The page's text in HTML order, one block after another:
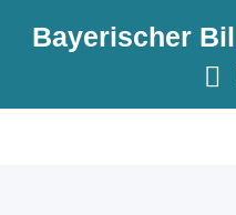
Bayerischer